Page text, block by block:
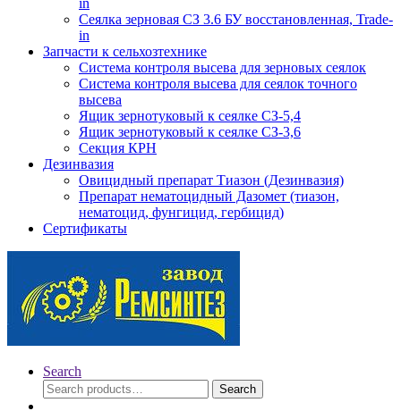
in
Сеялка зерновая СЗ 3.6 БУ восстановленная, Trade-
in
Запчасти к сельхозтехнике
Система контроля высева для зерновых сеялок
Система контроля высева для сеялок точного
высева
Ящик зернотуковый к сеялке СЗ-5,4
Ящик зернотуковый к сеялке СЗ-3,6
Секция КРН
Дезинвазия
Овицидный препарат Тиазон (Дезинвазия)
Препарат нематоцидный Дазомет (тиазон,
нематоцид, фунгицид, гербицид)
Сертификаты
Search
Search
for:
Search